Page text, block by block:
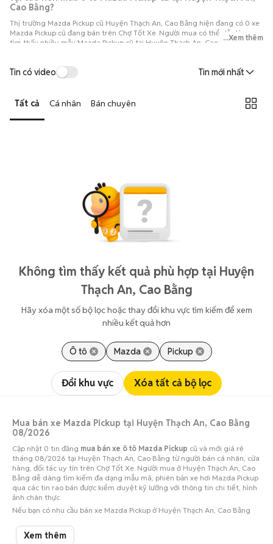
Cao Bằng?
Thị trường Mazda Pickup cũ Huyện Thạch An, Cao Bằng hiện đang có 0 xe
Mazda Pickup cũ đang bán trên Chợ Tốt Xe. Người mua có thể dễ dàng
tìm thấy nhiều mẫu Mazda Pickup cũ tại Huyện Thạch An, Cao Bằng với đa
...Xem thêm
Tin có video Tin mới nhất
Tất cả Cá nhân Bán chuyên
Không tìm thấy kết quả phù hợp tại Huyện
Thạch An, Cao Bằng
Hãy xóa một số bộ lọc hoặc thay đổi khu vực tìm kiếm để xem
nhiều kết quả hơn
Ô tô Mazda Pickup
Đổi khu vực Xóa tất cả bộ lọc
Mua bán xe Mazda Pickup tại Huyện Thạch An, Cao Bằng
08/2026
Cập nhật 0 tin đăng mua bán xe ô tô Mazda Pickup cũ và mới giá rẻ
tháng 08/2026 tại Huyện Thạch An, Cao Bằng từ người bán cá nhân, cửa
hàng, đối tác uy tín trên Chợ Tốt Xe. Người mua ở Huyện Thạch An, Cao
Bằng dễ dàng tìm kiếm đa dạng mẫu mã, phiên bản xe hơi Mazda Pickup
qua các tin rao bán được kiểm duyệt kỹ lưỡng với thông tin chi tiết, hình
ảnh chân thực.
Nếu bạn có nhu cầu bán xe Mazda Pickup ở Huyện Thạch An, Cao Bằng
người mua oto tiềm năng!
Xem thêm